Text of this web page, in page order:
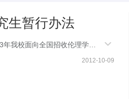
生暂行办法
校面向全国招收伦理学，
2012-10-09